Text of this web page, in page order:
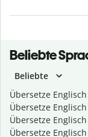
Beliebte
Beliebte
Übersetze
Übersetze
Übersetze
Übersetze